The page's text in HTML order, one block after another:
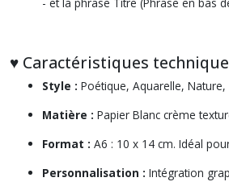
♥︎ Caractéristiques
Style : Poétique, Aquarelle,
Matière : Papier Blanc crème
Format : A6 : 10 x 14 cm. Idéal
Personnalisation : Intégration